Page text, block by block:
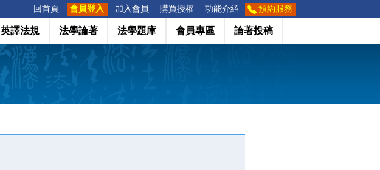
回首頁 會員登入 加入會員 購買授權 功能介紹 預約服務
英譯法規 法學論著 法學題庫 會員專區 論著投稿